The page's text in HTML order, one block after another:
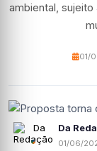
ambiental,
01/
Da
01/06/